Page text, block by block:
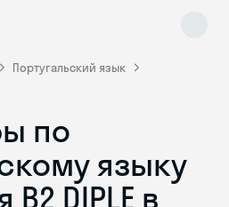
Португальский язык
по
языку
DIPLE в